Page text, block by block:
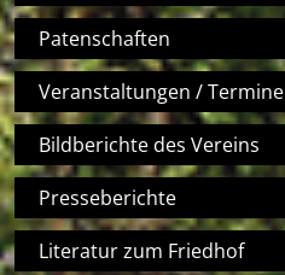
Patenschaften
Veranstaltungen / Termine
Bildberichte des Vereins
Presseberichte
Literatur zum Friedhof